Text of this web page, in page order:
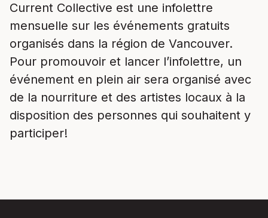
Current Collective est une infolettre
mensuelle sur les événements gratuits
organisés dans la région de Vancouver.
Pour promouvoir et lancer l’infolettre, un
événement en plein air sera organisé avec
de la nourriture et des artistes locaux à la
disposition des personnes qui souhaitent y
participer!